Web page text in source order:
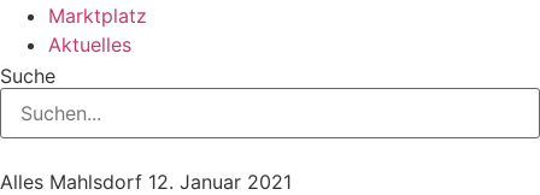
Marktplatz
Aktuelles
Suche
Alles Mahlsdorf 12. Januar 2021